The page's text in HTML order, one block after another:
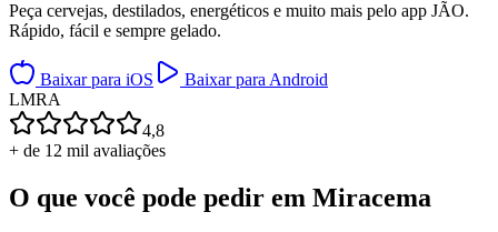
Peça cervejas, destilados, energéticos e muito mais pelo app JÃO.
Rápido, fácil e sempre gelado.
Baixar para iOS
Baixar para Android
LMRA
4,8
+ de 12 mil avaliações
O que você pode pedir em Miracema